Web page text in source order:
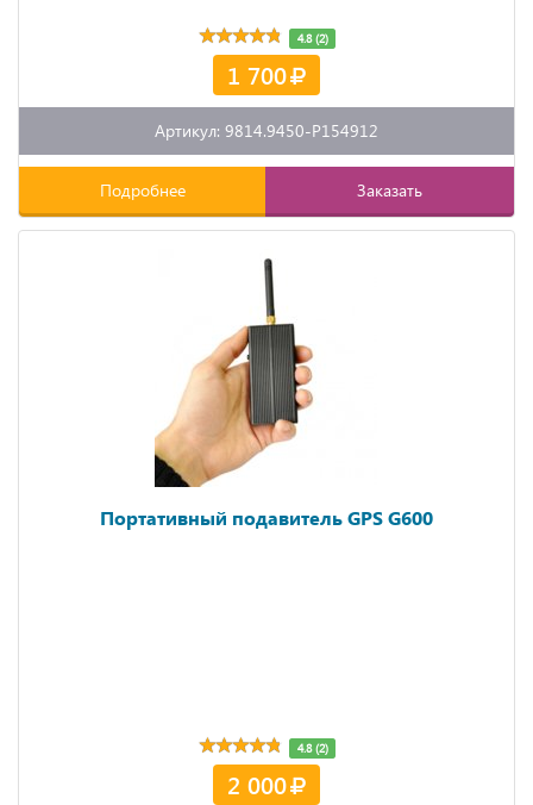
4.8 (2)
1 700
Артикул: 9814.9450-P154912
Подробнее Заказать
Портативный подавитель GPS G600
4.8 (2)
2 000